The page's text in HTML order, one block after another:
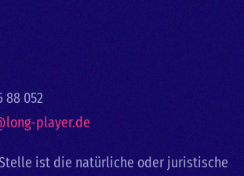
88 052
player.de
ist die natürliche oder juristische